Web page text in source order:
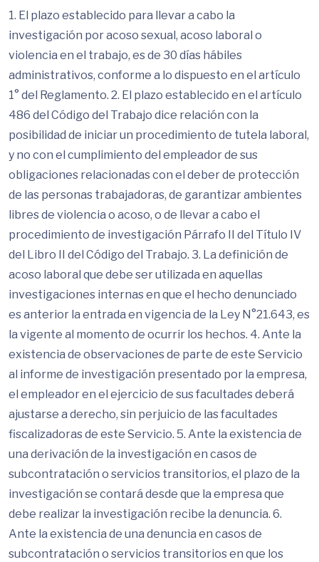
1. El plazo establecido para llevar a cabo la
investigación por acoso sexual, acoso laboral o
violencia en el trabajo, es de 30 días hábiles
administrativos, conforme a lo dispuesto en el artículo
1° del Reglamento. 2. El plazo establecido en el artículo
486 del Código del Trabajo dice relación con la
posibilidad de iniciar un procedimiento de tutela laboral,
y no con el cumplimiento del empleador de sus
obligaciones relacionadas con el deber de protección
de las personas trabajadoras, de garantizar ambientes
libres de violencia o acoso, o de llevar a cabo el
procedimiento de investigación Párrafo II del Título IV
del Libro II del Código del Trabajo. 3. La definición de
acoso laboral que debe ser utilizada en aquellas
investigaciones internas en que el hecho denunciado
es anterior la entrada en vigencia de la Ley N°21.643, es
la vigente al momento de ocurrir los hechos. 4. Ante la
existencia de observaciones de parte de este Servicio
al informe de investigación presentado por la empresa,
el empleador en el ejercicio de sus facultades deberá
ajustarse a derecho, sin perjuicio de las facultades
fiscalizadoras de este Servicio. 5. Ante la existencia de
una derivación de la investigación en casos de
subcontratación o servicios transitorios, el plazo de la
investigación se contará desde que la empresa que
debe realizar la investigación recibe la denuncia. 6.
Ante la existencia de una denuncia en casos de
subcontratación o servicios transitorios en que los